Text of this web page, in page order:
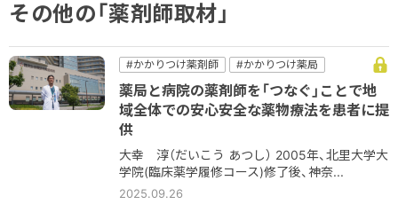
その他の「薬剤師取材」
#かかりつけ薬剤師
#かかりつけ薬局
#コミュニケーション
#病院
#病院薬剤師
#薬薬連携
薬局と病院の薬剤師を「つなぐ」ことで地
域全体での安心安全な薬物療法を患者に提
供
大幸 淳（だいこう あつし） 2005年、北里大学大
学院(臨床薬学履修コース)修了後、神奈...
2025.09.26